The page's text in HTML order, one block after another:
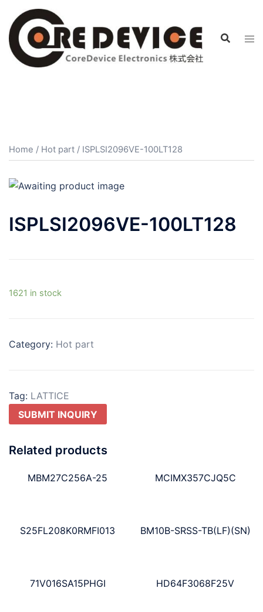
Home / Hot part / ISPLSI2096VE-100LT128
ISPLSI2096VE-100LT128
1621 in stock
Category: Hot part
Tag: LATTICE
SUBMIT INQUIRY
Related products
MBM27C256A-25 MCIMX357CJQ5C
S25FL208K0RMFI013 BM10B-SRSS-TB(LF)(SN)
71V016SA15PHGI HD64F3068F25V